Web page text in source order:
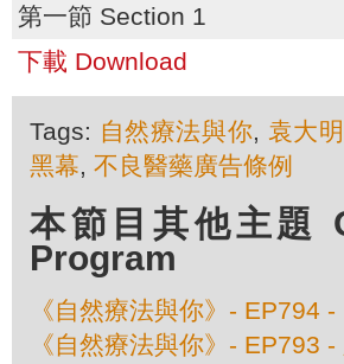
第一節 Section 1
下載 Download
Tags: 自然療法與你, 袁大明
黑幕, 不良醫藥廣告條例
本節目其他主題
Program
《自然療法與你》- EP794
《自然療法與你》- EP793